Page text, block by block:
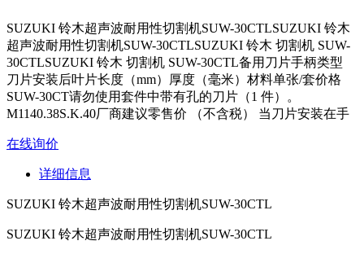
SUZUKI 铃木超声波耐用性切割机SUW-30CTLSUZUKI 铃木
超声波耐用性切割机SUW-30CTLSUZUKI 铃木 切割机 SUW-
30CTLSUZUKI 铃木 切割机 SUW-30CTL备用刀片手柄类型
刀片安装后叶片长度（mm）厚度（毫米）材料单张/套价格
SUW-30CT请勿使用套件中带有孔的刀片（1 件）。
M1140.38S.K.40厂商建议零售价 （不含税） 当刀片安装在手
在线询价
详细信息
SUZUKI 铃木超声波耐用性切割机SUW-30CTL
SUZUKI 铃木超声波耐用性切割机SUW-30CTL